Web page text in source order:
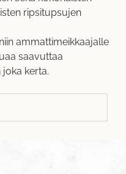
ripsitupsujen
ammattimeikkaajalle
saavuttaa
kerta.